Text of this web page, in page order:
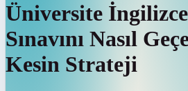
Üniversite
Sınavını Nasıl
Kesin Strateji